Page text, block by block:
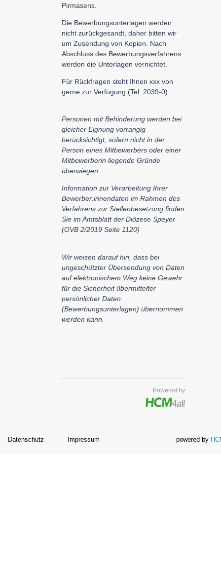
Pirmasens.
Die Bewerbungsunterlagen werden
nicht zurückgesandt, daher bitten wir
um Zusendung von Kopien. Nach
Abschluss des Bewerbungsverfahrens
werden die Unterlagen vernichtet.
Für Rückfragen steht Ihnen xxx von
gerne zur Verfügung (Tel: 2039-0).
Personen mit Behinderung werden bei
gleicher Eignung vorrangig
berücksichtigt, sofern nicht in der
Person eines Mitbewerbers oder einer
Mitbewerberin liegende Gründe
überwiegen.
Information zur Verarbeitung Ihrer
Bewerber:innendaten im Rahmen des
Verfahrens zur Stellenbesetzung finden
Sie im Amtsblatt der Diözese Speyer
(OVB 2/2019 Seite 1120)
Wir weisen darauf hin, dass bei
ungeschützter Übersendung von Daten
auf elektronischem Weg keine Gewehr
für die Sicherheit übermittelter
persönlicher Daten
(Bewerbungsunterlagen) übernommen
werden kann.
Powered by
Datenschutz Impressum powered by